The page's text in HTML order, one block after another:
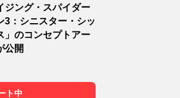
ジング・スパイダー
3：シニスター・シッ
」のコンセプトアー
公開
ト中